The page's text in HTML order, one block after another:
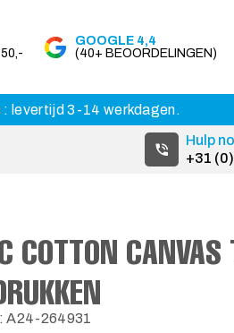
GOOGLE 4,4
(40+ BEOORDELINGEN)
levertijd 3-14 werkdagen.
Hulp
+31
COTTON
A24-264931